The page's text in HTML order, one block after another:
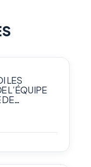
LES
L’ÉQUIPE
DE
ILS